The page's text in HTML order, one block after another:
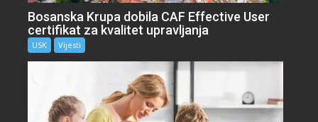
Bosanska Krupa dobila CAF Effective User
certifikat za kvalitet upravljanja
USK Vijesti